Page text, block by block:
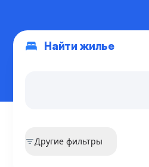
Найти жилье
Другие фильтры